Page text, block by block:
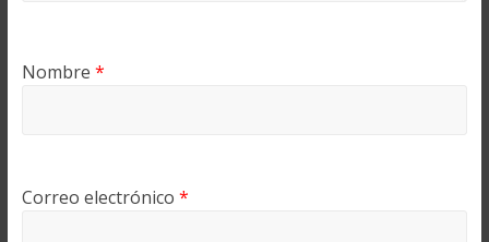
Nombre *
Correo electrónico *